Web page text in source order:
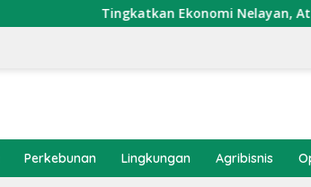
Tingkatkan Ekonomi Nelayan, Atraktor
Perkebunan Lingkungan Agribisnis